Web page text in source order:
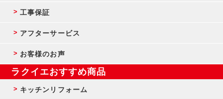
工事保証
アフターサービス
お客様のお声
ラクイエおすすめ商品
キッチンリフォーム